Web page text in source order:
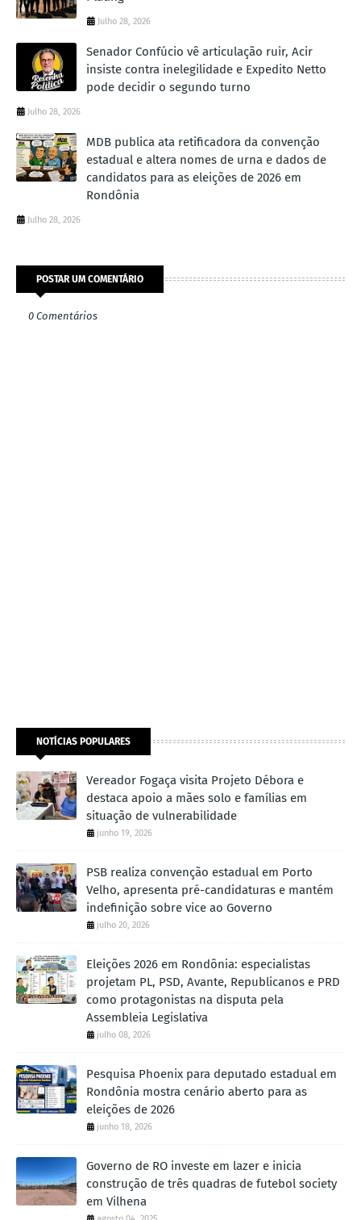
Julho 28, 2026
Senador Confúcio vê articulação ruir, Acir
insiste contra inelegilidade e Expedito Netto
pode decidir o segundo turno
Julho 28, 2026
MDB publica ata retificadora da convenção
estadual e altera nomes de urna e dados de
candidatos para as eleições de 2026 em
Rondônia
Julho 28, 2026
POSTAR UM COMENTÁRIO
0 Comentários
NOTÍCIAS POPULARES
Vereador Fogaça visita Projeto Débora e
destaca apoio a mães solo e famílias em
situação de vulnerabilidade
junho 19, 2026
PSB realiza convenção estadual em Porto
Velho, apresenta pré-candidaturas e mantém
indefinição sobre vice ao Governo
julho 20, 2026
Eleições 2026 em Rondônia: especialistas
projetam PL, PSD, Avante, Republicanos e PRD
como protagonistas na disputa pela
Assembleia Legislativa
julho 08, 2026
Pesquisa Phoenix para deputado estadual em
Rondônia mostra cenário aberto para as
eleições de 2026
junho 18, 2026
Governo de RO investe em lazer e inicia
construção de três quadras de futebol society
em Vilhena